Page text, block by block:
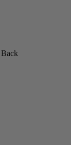
Back